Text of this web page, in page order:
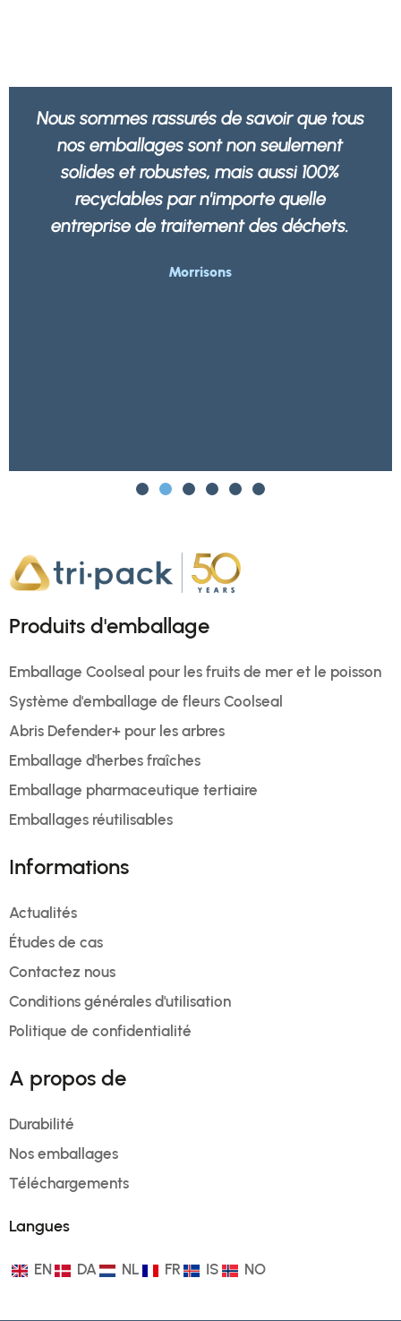
Nous sommes rassurés de savoir que tous
nos emballages sont non seulement
solides et robustes, mais aussi 100%
recyclables par n'importe quelle
entreprise de traitement des déchets.
Morrisons
Produits d'emballage
Emballage Coolseal pour les fruits de mer et le poisson
Système d'emballage de fleurs Coolseal
Abris Defender+ pour les arbres
Emballage d'herbes fraîches
Emballage pharmaceutique tertiaire
Emballages réutilisables
Informations
Actualités
Études de cas
Contactez nous
Conditions générales d'utilisation
Politique de confidentialité
A propos de
Durabilité
Nos emballages
Téléchargements
Langues
EN DA NL FR IS NO